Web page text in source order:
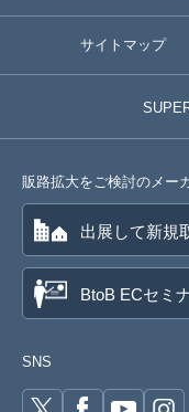
サイトマップ
販路拡大をご検討のメー
出展して新規
BtoB ECセミ
SNS